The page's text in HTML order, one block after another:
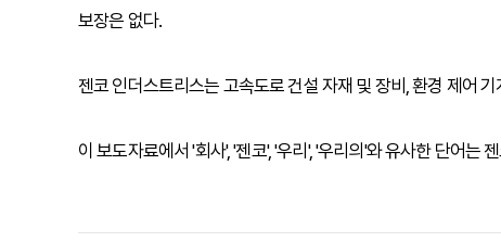
보장은 없다.
젠코 인더스트리스는 고속도로 건설 자재 및 장비, 환경 제어
이 보도자료에서 '회사', '젠코', '우리', '우리의'와 유사한 단어는